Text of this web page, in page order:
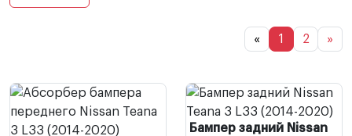
« 1 2 »
Бампер задний Nissan